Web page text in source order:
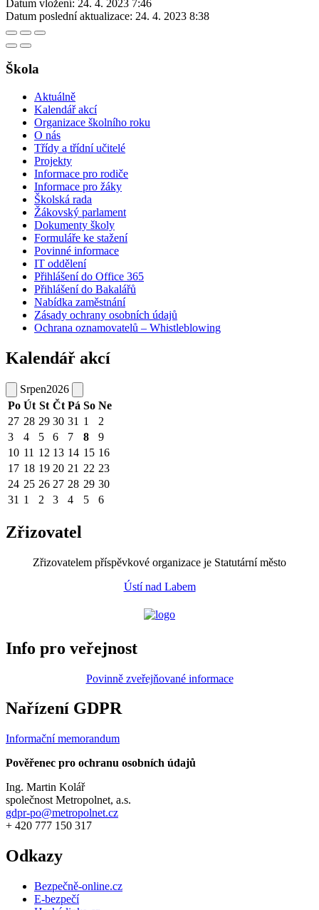
Datum vložení: 24. 4. 2023 7:46
Datum poslední aktualizace: 24. 4. 2023 8:38
Škola
Aktuálně
Kalendář akcí
Organizace školního roku
O nás
Třídy a třídní učitelé
Projekty
Informace pro rodiče
Informace pro žáky
Školská rada
Žákovský parlament
Dokumenty školy
Formuláře ke stažení
Povinné informace
IT oddělení
Přihlášení do Office 365
Přihlášení do Bakalářů
Nabídka zaměstnání
Zásady ochrany osobních údajů
Ochrana oznamovatelů – Whistleblowing
Kalendář akcí
Srpen2026
Po Út St Čt Pá So Ne
27 28 29 30 31 1
2
3
4 5 6 7 8
9
10 11 12 13 14 15 16
17 18 19 20 21 22 23
24 25 26 27 28 29 30
31 1 2 3 4 5 6
Zřizovatel
Zřizovatelem příspěvkové organizace je Statutární město
Ústí nad Labem
Info pro veřejnost
Povinně zveřejňované informace
Nařízení GDPR
Informační memorandum
Pověřenec pro ochranu osobních údajů
Ing. Martin Kolář
společnost Metropolnet, a.s.
gdpr-po@metropolnet.cz
+ 420 777 150 317
Odkazy
Bezpečně-online.cz
E-bezpečí